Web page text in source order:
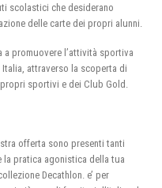
scolastici che desiderano
delle carte dei propri alunni.
a promuovere l’attività sportiva
attraverso la scoperta di
sportivi e dei Club Gold.
offerta sono presenti tanti
la pratica agonistica della tua
Decathlon. e’ per